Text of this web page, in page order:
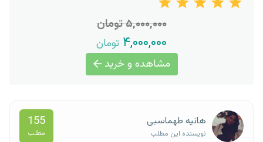
۵,۰۰۰,۰۰۰ تومان
۴,۰۰۰,۰۰۰ تومان
مشاهده و خرید
هانیه طهماسبی
نویسنده این مطلب
155
مطلب